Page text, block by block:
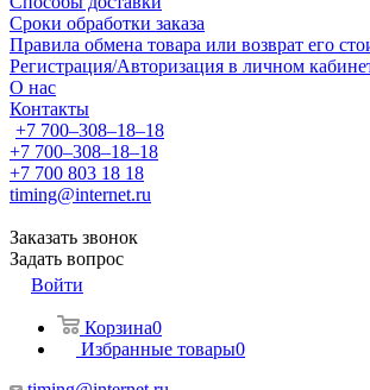
Сроки обработки заказа
Правила обмена товара или возврат его
Регистрация/Авторизация в личном
О нас
Контакты
+7 700‒308‒18‒18
+7 700‒308‒18‒18
+7 700 803 18 18
timing@internet.ru
Заказать звонок
Задать вопрос
Войти
Корзина0
Избранные товары0